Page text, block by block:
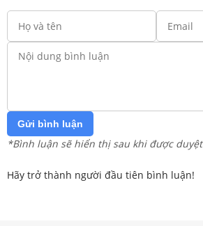
Gửi bình luận
*Bình luận sẽ hiển thị sau khi được duyệt
Hãy trở thành người đầu tiên bình luận!